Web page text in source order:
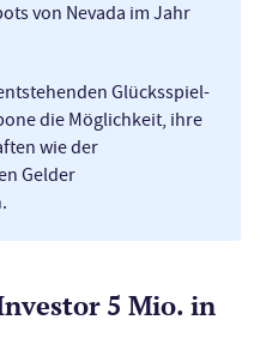
von Nevada im Jahr
Glücksspiel-
die Möglichkeit, ihre
wie der
Gelder
5 Mio. in